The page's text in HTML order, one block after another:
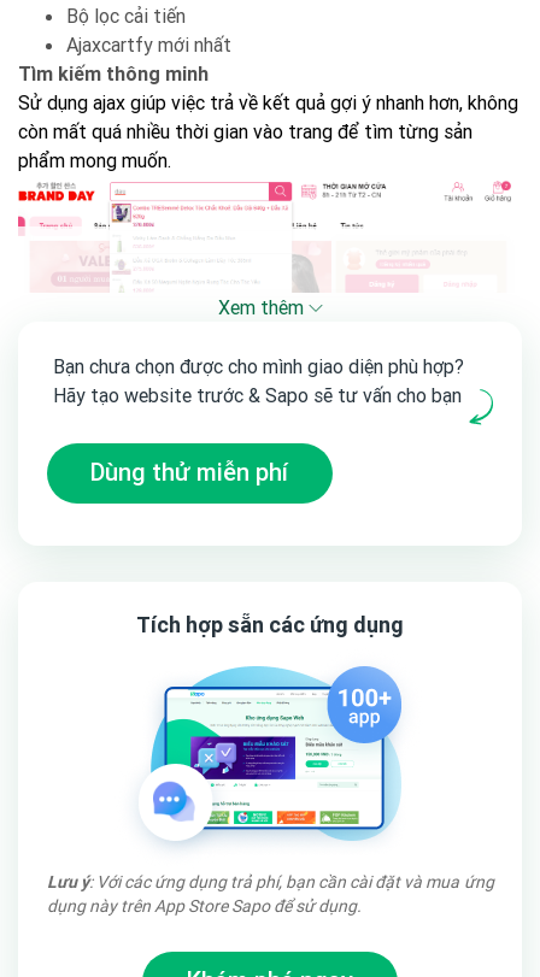
Bộ lọc cải tiến
Ajaxcartfy mới nhất
Tìm kiếm thông minh
Sử dụng ajax giúp việc trả về kết quả gợi ý nhanh hơn, không
còn mất quá nhiều thời gian vào trang để tìm từng sản
phẩm mong muốn.
Flash sale deal giá sốc
Tính năng đặc biệt giúp khách hàng tạo một chương trình
khuyến mãi với thời gian chớp nhoáng, tạo sự khan hiếm
đem lại lợi nhuận cao.
Thời gian lặp theo ngày hoặc hẹn ngày kết thúc
khách hàng (thiết lập dễ dàng)
Nhận diện logo thương hiệu thông minh
Với cấu hình đơn giản việc hiển thị logo trên mỗi sản phẩm
Xem thêm
Bạn chưa chọn được cho mình giao diện phù hợp?
Hãy tạo website trước & Sapo sẽ tư vấn cho bạn
Dùng thử miễn phí
Tích hợp sẵn các ứng dụng
Lưu ý: Với các ứng dụng trả phí, bạn cần cài đặt và mua ứng
dụng này trên App Store Sapo để sử dụng.